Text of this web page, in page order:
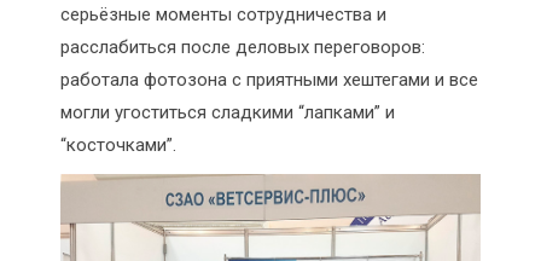
серьёзные моменты сотрудничества и
расслабиться после деловых переговоров:
работала фотозона с приятными хештегами и все
могли угоститься сладкими “лапками” и
“косточками”.